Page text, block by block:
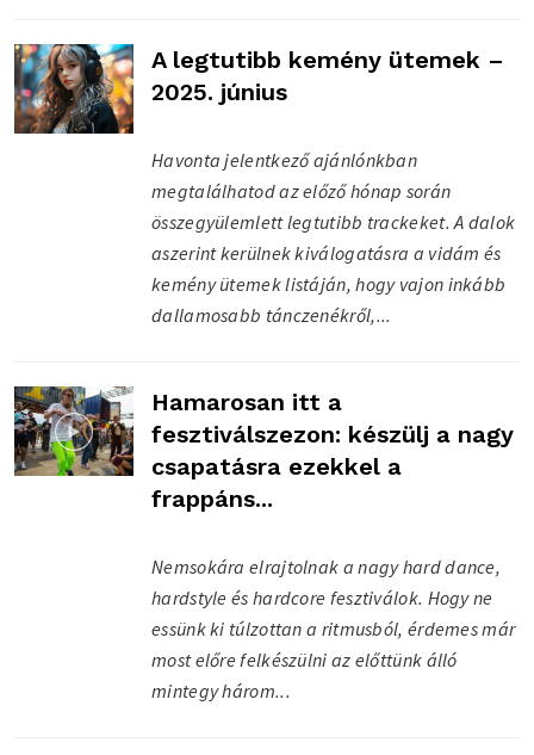
A legtutibb kemény ütemek –
2025. június
Havonta jelentkező ajánlónkban
megtalálhatod az előző hónap során
összegyülemlett legtutibb trackeket. A dalok
aszerint kerülnek kiválogatásra a vidám és
kemény ütemek listáján, hogy vajon inkább
dallamosabb tánczenékről,...
Hamarosan itt a
fesztiválszezon: készülj a nagy
csapatásra ezekkel a
frappáns...
Nemsokára elrajtolnak a nagy hard dance,
hardstyle és hardcore fesztiválok. Hogy ne
essünk ki túlzottan a ritmusból, érdemes már
most előre felkészülni az előttünk álló
mintegy három...